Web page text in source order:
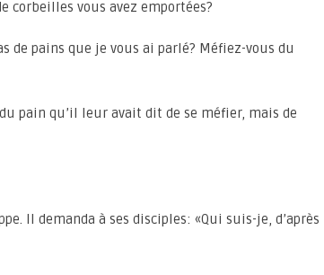
corbeilles vous avez emportées?
de pains que je vous ai parlé? Méfiez-vous du
pain qu’il leur avait dit de se méfier, mais de
Il demanda à ses disciples: «Qui suis-je, d’après